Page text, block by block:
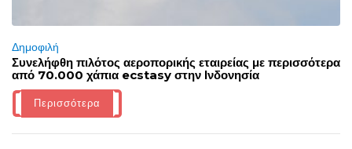
Δημοφιλή
Συνελήφθη πιλότος αεροπορικής εταιρείας με περισσότερα
από 70.000 χάπια ecstasy στην Ινδονησία
Περισσότερα